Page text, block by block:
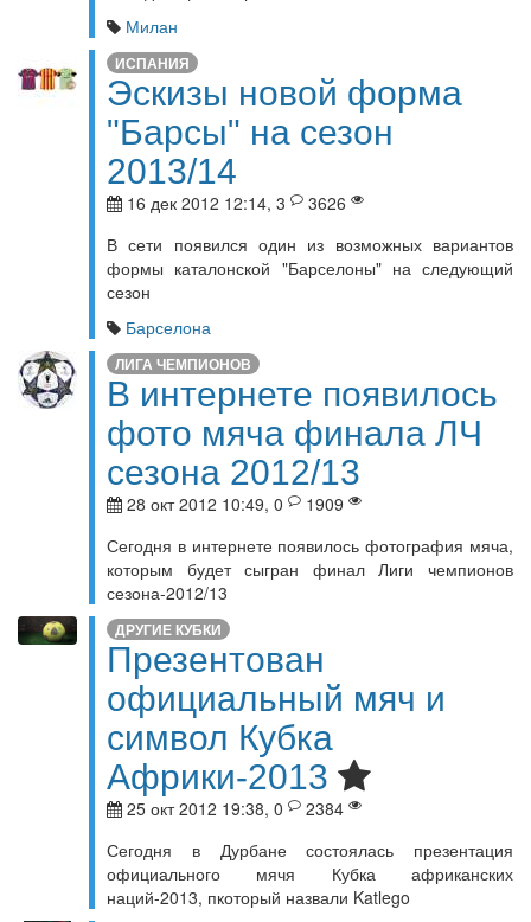
Милан
ИСПАНИЯ
Эскизы новой форма
"Барсы" на сезон
2013/14
16 дек 2012 12:14, 3
3626
В сети появился один из возможных вариантов
формы каталонской "Барселоны" на следующий
сезон
Барселона
ЛИГА ЧЕМПИОНОВ
В интернете появилось
фото мяча финала ЛЧ
сезона 2012/13
28 окт 2012 10:49, 0
1909
Сегодня в интернете появилось фотография мяча,
которым будет сыгран финал Лиги чемпионов
сезона-2012/13
ДРУГИЕ КУБКИ
Презентован
официальный мяч и
символ Кубка
Африки-2013
25 окт 2012 19:38, 0
2384
Сегодня в Дурбане состоялась презентация
официального мячя Кубка африканских
наций-2013, пкоторый назвали Katlego